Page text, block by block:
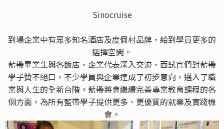
Sinocruise
到場企業中有眾多知名酒店及度假村品牌，給到學員更多的
選擇空間。
藍帶畢業生與各飯店、企業代表深入交流，面試官們對藍帶
學子贊不絕口，不少學員與企業達成了初步意向，邁入了職
業與人生的全新台階。藍帶將會繼續完善專業教育課程的各
個方面，為所有藍帶學子提供更多、更優質的就業及實踐機
會。